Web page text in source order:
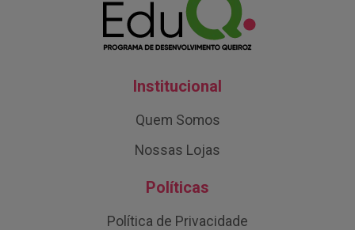
Institucional
Quem Somos
Nossas Lojas
Políticas
Política de Privacidade